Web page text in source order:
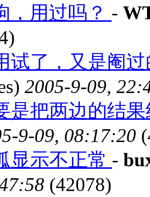
，用过吗？ -
试了，又是阉
2005-9-09,
是把两边的结
9-09, 08:17:20
显示不正常 -
(42078)